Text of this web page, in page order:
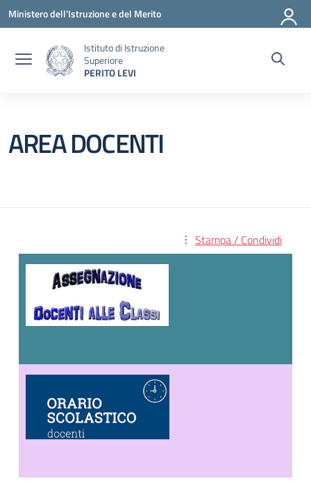
Vai ai contenuti
Vai al menu di navigazione
Vai al footer
Ministero dell'Istruzione e del Merito
Istituto di Istruzione
Superiore
PERITO LEVI
AREA DOCENTI
Stampa / Condividi